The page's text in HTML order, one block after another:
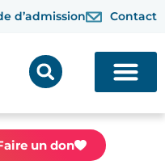
d’admission Contact
un don